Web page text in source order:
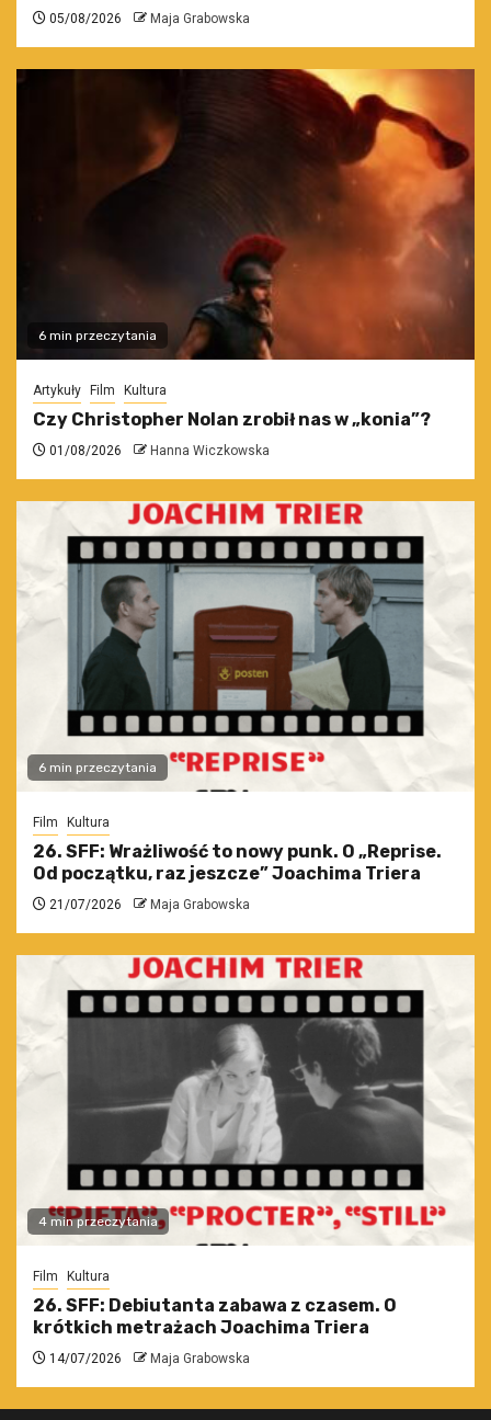
05/08/2026 Maja Grabowska
6 min przeczytania
Artykuły Film Kultura
Czy Christopher Nolan zrobił nas w „konia”?
01/08/2026 Hanna Wiczkowska
6 min przeczytania
Film Kultura
26. SFF: Wrażliwość to nowy punk. O „Reprise.
Od początku, raz jeszcze” Joachima Triera
21/07/2026 Maja Grabowska
4 min przeczytania
Film Kultura
26. SFF: Debiutanta zabawa z czasem. O
krótkich metrażach Joachima Triera
14/07/2026 Maja Grabowska